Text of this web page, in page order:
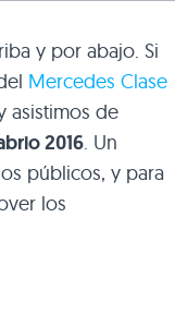
y por abajo. Si
Mercedes Clase
asistimos de
2016. Un
públicos, y para
los